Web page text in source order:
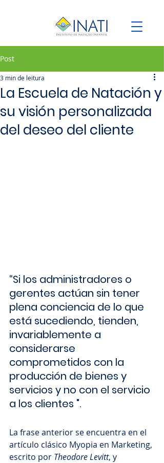
Post
La Escuela de Natación y
su visión personalizada
del deseo del cliente
3 min de leitura
“Si los administradores o
gerentes actúan sin tener
plena conciencia de lo que
está sucediendo, tienden,
invariablemente a
considerarse
comprometidos con la
producción de bienes y
servicios y no con el servicio
a los clientes ".
La frase anterior se encuentra en el
artículo clásico Myopia en Marketing,
escrito por Theodore Levitt, y